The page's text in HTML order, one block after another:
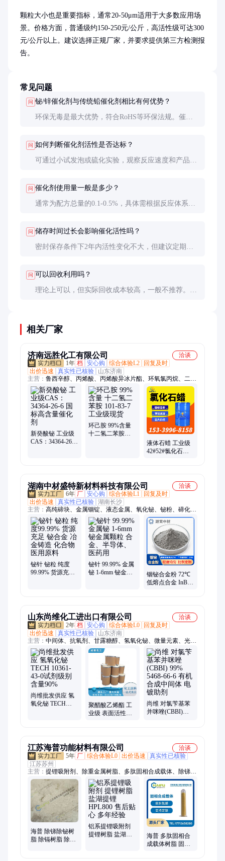
颗粒大小也是重要指标，通常20-50μm适用于大多数应用场
景。价格方面，普通级约150-250元/公斤，高活性级可达300
元/公斤以上。建议选择正规厂家，并要求提供第三方检测报
告。
常见问题
问 铋/锌催化剂与传统铅催化剂相比有何优势？
环保无毒是最大优势，符合RoHS等环保法规。催化
问 如何判断催化剂活性是否达标？
可通过小试发泡或硫化实验，观察反应速度和产品性
问 催化剂使用量一般是多少？
通常为配方总量的0.1-0.5%，具体需根据反应体系和
问 储存时间过长会影响催化活性吗？
密封保存条件下2年内活性变化不大，但建议定期检
问 可以回收利用吗？
理论上可以，但实际回收成本较高，一般不推荐。建
相关厂家
济南远胜化工有限公司
洽谈
1年 档 安心购 综合体验L2
回复及时
出价迅速
真实性已核验
山东济南
主营： 鲁西辛醇、丙烯酸、丙烯酸异冰片酯、环氧氯丙烷、二乙
二醇、二乙二醇甲乙醚、二甲基亚砜、环己胺、N-甲基吡咯烷
酮、二氯甲烷、乙二醇二甲醚、丙二醇甲醚醋酸酯、二氯乙烷、
苯乙烯、丙烯酸丁酯、甲基丙烯酸、丙烯酸羟乙酯、丙烯酸异辛
酯、1.2丙二醇、二辛酯、溶剂油、衣康酸、甲基丙烯酸甲酯、
正丁醇
新癸酸铋 工业级
CAS：34364-26-6
环己胺 99%含量
十二氢二苯胺
液体石蜡 工业级
42#52#氯化石蜡
湖南中材盛特新材料科技有限公司
洽谈
6年 厂 安心购 综合体验L1
回复及时
出价迅速
真实性已核验 湖南长沙
主营： 高纯碲块、金属铟锭、液态金属、氧化铋、铋粉、碲化铋
棒材、铋珠铋粒、三氧化二铋、碲化铋、铋靶材、铋锭、金属
铟、金属锗、二氧化碲、真空镀膜、低熔点合金、碲粒、铟粒、
镓铟锡合金、锗粉、铟丝、铟片铟箔、铟珠铟粒、低熔点焊料
铋针 铋粒 纯度
99.99% 货源充足
铋针 99.99% 金属
铋 1-6mm 铋金属
铟铋合金粉 72℃
低熔点合金 InBi
山东尚维化工进出口有限公司
洽谈
2年 档 安心购 综合体验L0
回复及时
出价迅速
真实性已核验
山东济南
主营： 中间体、抗氧剂、甘露糖醇、氢氧化铋、微量元素、光敏
塑料、绿色农药、磷酸二氢铝、表面活性剂、组织改进剂、间苯
二甲胺、工业级甲酸钙、工业级二甘醇、聚醋酸乙烯酯、紫外线
吸收剂、n-辛基吡咯烷酮、活性剂耐火材料、纺织助剂增塑剂
尚维批发供应 氢
氧化铋 TECH
聚醋酸乙烯酯 工
业级 表面活性剂
尚维 对氯苄基苯
并咪唑(CBBI)
江苏海普功能材料有限公司
洽谈
5年 厂 综合体验L0 出价迅速
真实性已核验
江苏苏州
主营： 提锂吸附剂、除重金属树脂、多肽固相合成载体、除锑除
铋树脂、葡聚糖凝胶、除氟树脂、核工业专用树脂、果蔬专用树
脂、除有机物树脂
海普 除锑除铋树
脂 除镉树脂 除铅
铝系提锂吸附剂
提锂树脂 盐湖提
海普 多肽固相合
成载体树脂 固相